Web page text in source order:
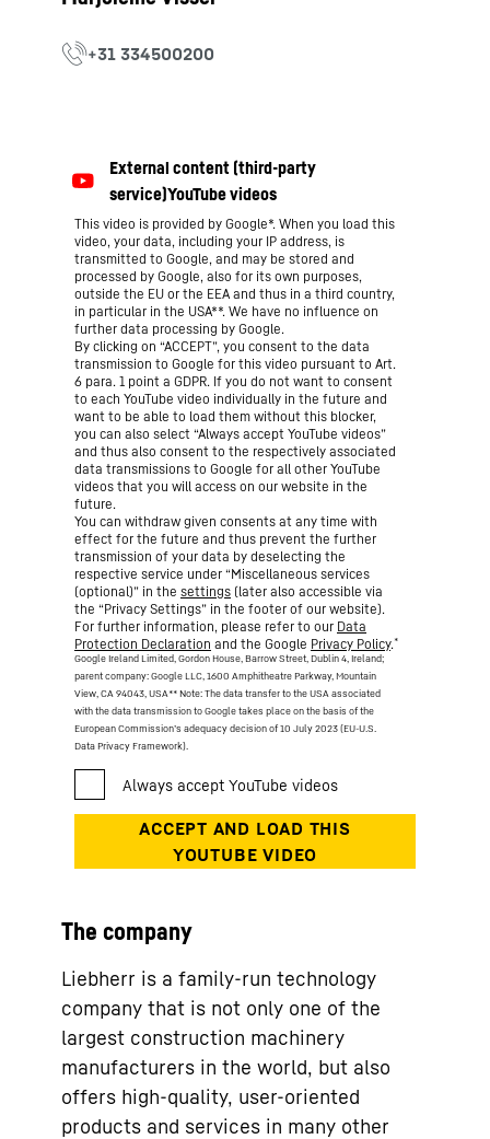
This video is provided by Google*. When you load this
video, your data, including your IP address, is
transmitted to Google, and may be stored and
processed by Google, also for its own purposes,
outside the EU or the EEA and thus in a third country,
in particular in the USA**. We have no influence on
further data processing by Google.
By clicking on “ACCEPT”, you consent to the data
transmission to Google for this video pursuant to Art.
6 para. 1 point a GDPR. If you do not want to consent
to each YouTube video individually in the future and
want to be able to load them without this blocker,
you can also select “Always accept YouTube videos”
and thus also consent to the respectively associated
data transmissions to Google for all other YouTube
videos that you will access on our website in the
future.
You can withdraw given consents at any time with
effect for the future and thus prevent the further
transmission of your data by deselecting the
respective service under “Miscellaneous services
(optional)” in the settings (later also accessible via
the “Privacy Settings” in the footer of our website).
For further information, please refer to our Data
Protection Declaration and the Google Privacy Policy.*
Google Ireland Limited, Gordon House, Barrow Street, Dublin 4, Ireland;
parent company: Google LLC, 1600 Amphitheatre Parkway, Mountain
View, CA 94043, USA** Note: The data transfer to the USA associated
with the data transmission to Google takes place on the basis of the
European Commission’s adequacy decision of 10 July 2023 (EU-U.S.
Data Privacy Framework).
The company
Liebherr is a family-run technology
company that is not only one of the
largest construction machinery
manufacturers in the world, but also
offers high-quality, user-oriented
products and services in many other